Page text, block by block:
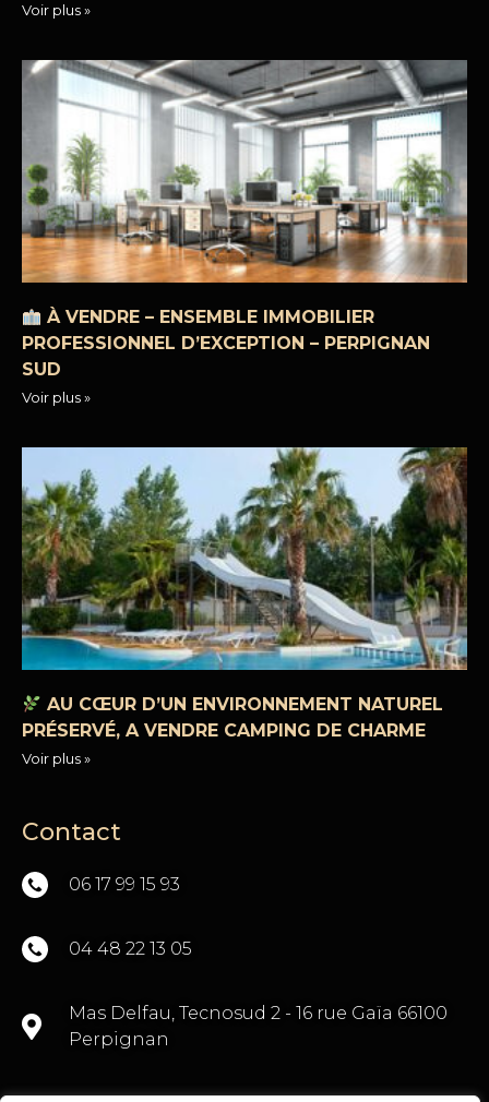
Voir plus »
À VENDRE – ENSEMBLE IMMOBILIER
PROFESSIONNEL D’EXCEPTION – PERPIGNAN
SUD
Voir plus »
AU CŒUR D’UN ENVIRONNEMENT NATUREL
PRÉSERVÉ, A VENDRE CAMPING DE CHARME
Voir plus »
Contact
06 17 99 15 93
04 48 22 13 05
Mas Delfau, Tecnosud 2 - 16 rue Gaïa 66100
Perpignan